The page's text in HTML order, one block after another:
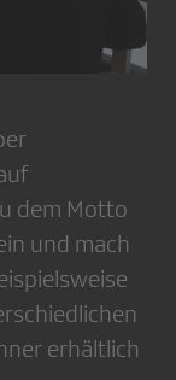
dem Motto
und mach
erhältlich